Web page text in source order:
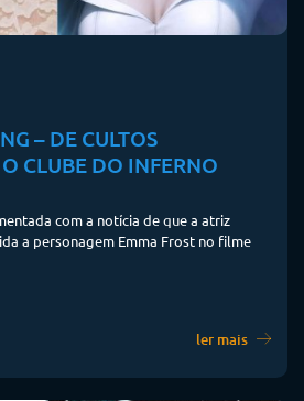
– DE CULTOS
CLUBE DO INFERNO
com a notícia de que a atriz
a personagem Emma Frost no filme
ler mais